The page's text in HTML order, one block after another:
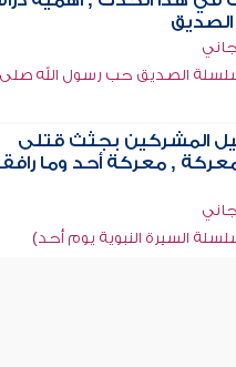
الصديق حب رسول الله صلى
المشركين بجثث قتلى
, معركة أحد وما
السيرة النبوية يوم أحد)